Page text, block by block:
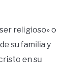
religioso» o
su familia y
en su